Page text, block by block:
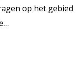
op het gebied